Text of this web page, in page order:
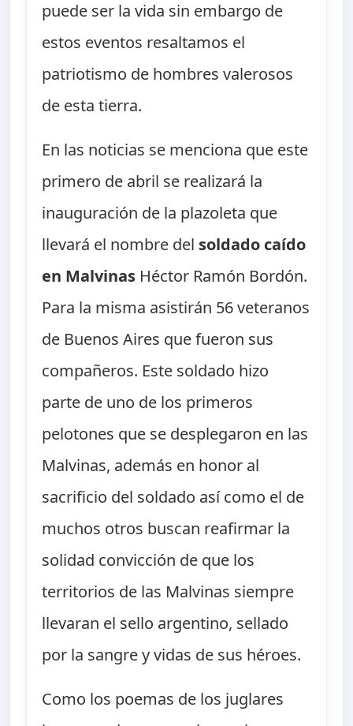
puede ser la vida sin embargo de
estos eventos resaltamos el
patriotismo de hombres valerosos
de esta tierra.
En las noticias se menciona que este
primero de abril se realizará la
inauguración de la plazoleta que
llevará el nombre del soldado caído
en Malvinas Héctor Ramón Bordón.
Para la misma asistirán 56 veteranos
de Buenos Aires que fueron sus
compañeros. Este soldado hizo
parte de uno de los primeros
pelotones que se desplegaron en las
Malvinas, además en honor al
sacrificio del soldado así como el de
muchos otros buscan reafirmar la
solidad convicción de que los
territorios de las Malvinas siempre
llevaran el sello argentino, sellado
por la sangre y vidas de sus héroes.
Como los poemas de los juglares